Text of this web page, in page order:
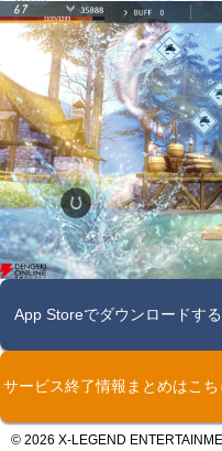
App Storeでダウンロードする
サービス終了情報まとめはこち
© 2026 X-LEGEND